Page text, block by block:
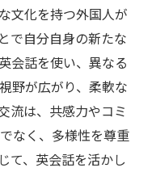
文化を持つ外国人が
で自分自身の新たな
会話を使い、異なる
野が広がり、柔軟な
流は、共感力やコミ
なく、多様性を尊重
て、英会話を活かし